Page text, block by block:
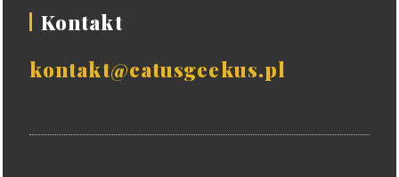
Kontakt
kontakt@catusgeekus.pl